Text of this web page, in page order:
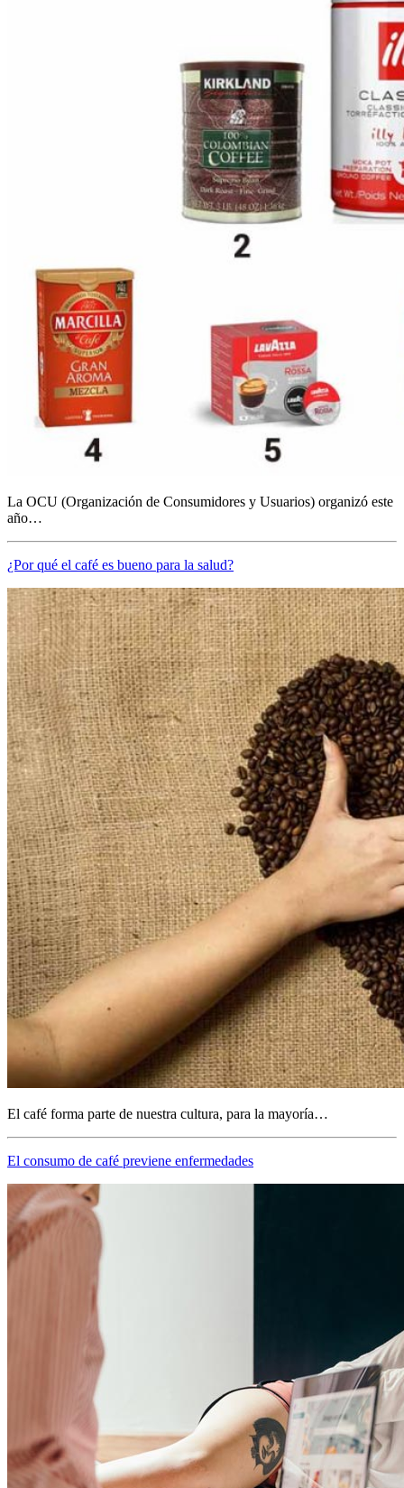
La OCU (Organización de Consumidores y Usuarios) organizó este
año…
¿Por qué el café es bueno para la salud?
El café forma parte de nuestra cultura, para la mayoría…
El consumo de café previene enfermedades